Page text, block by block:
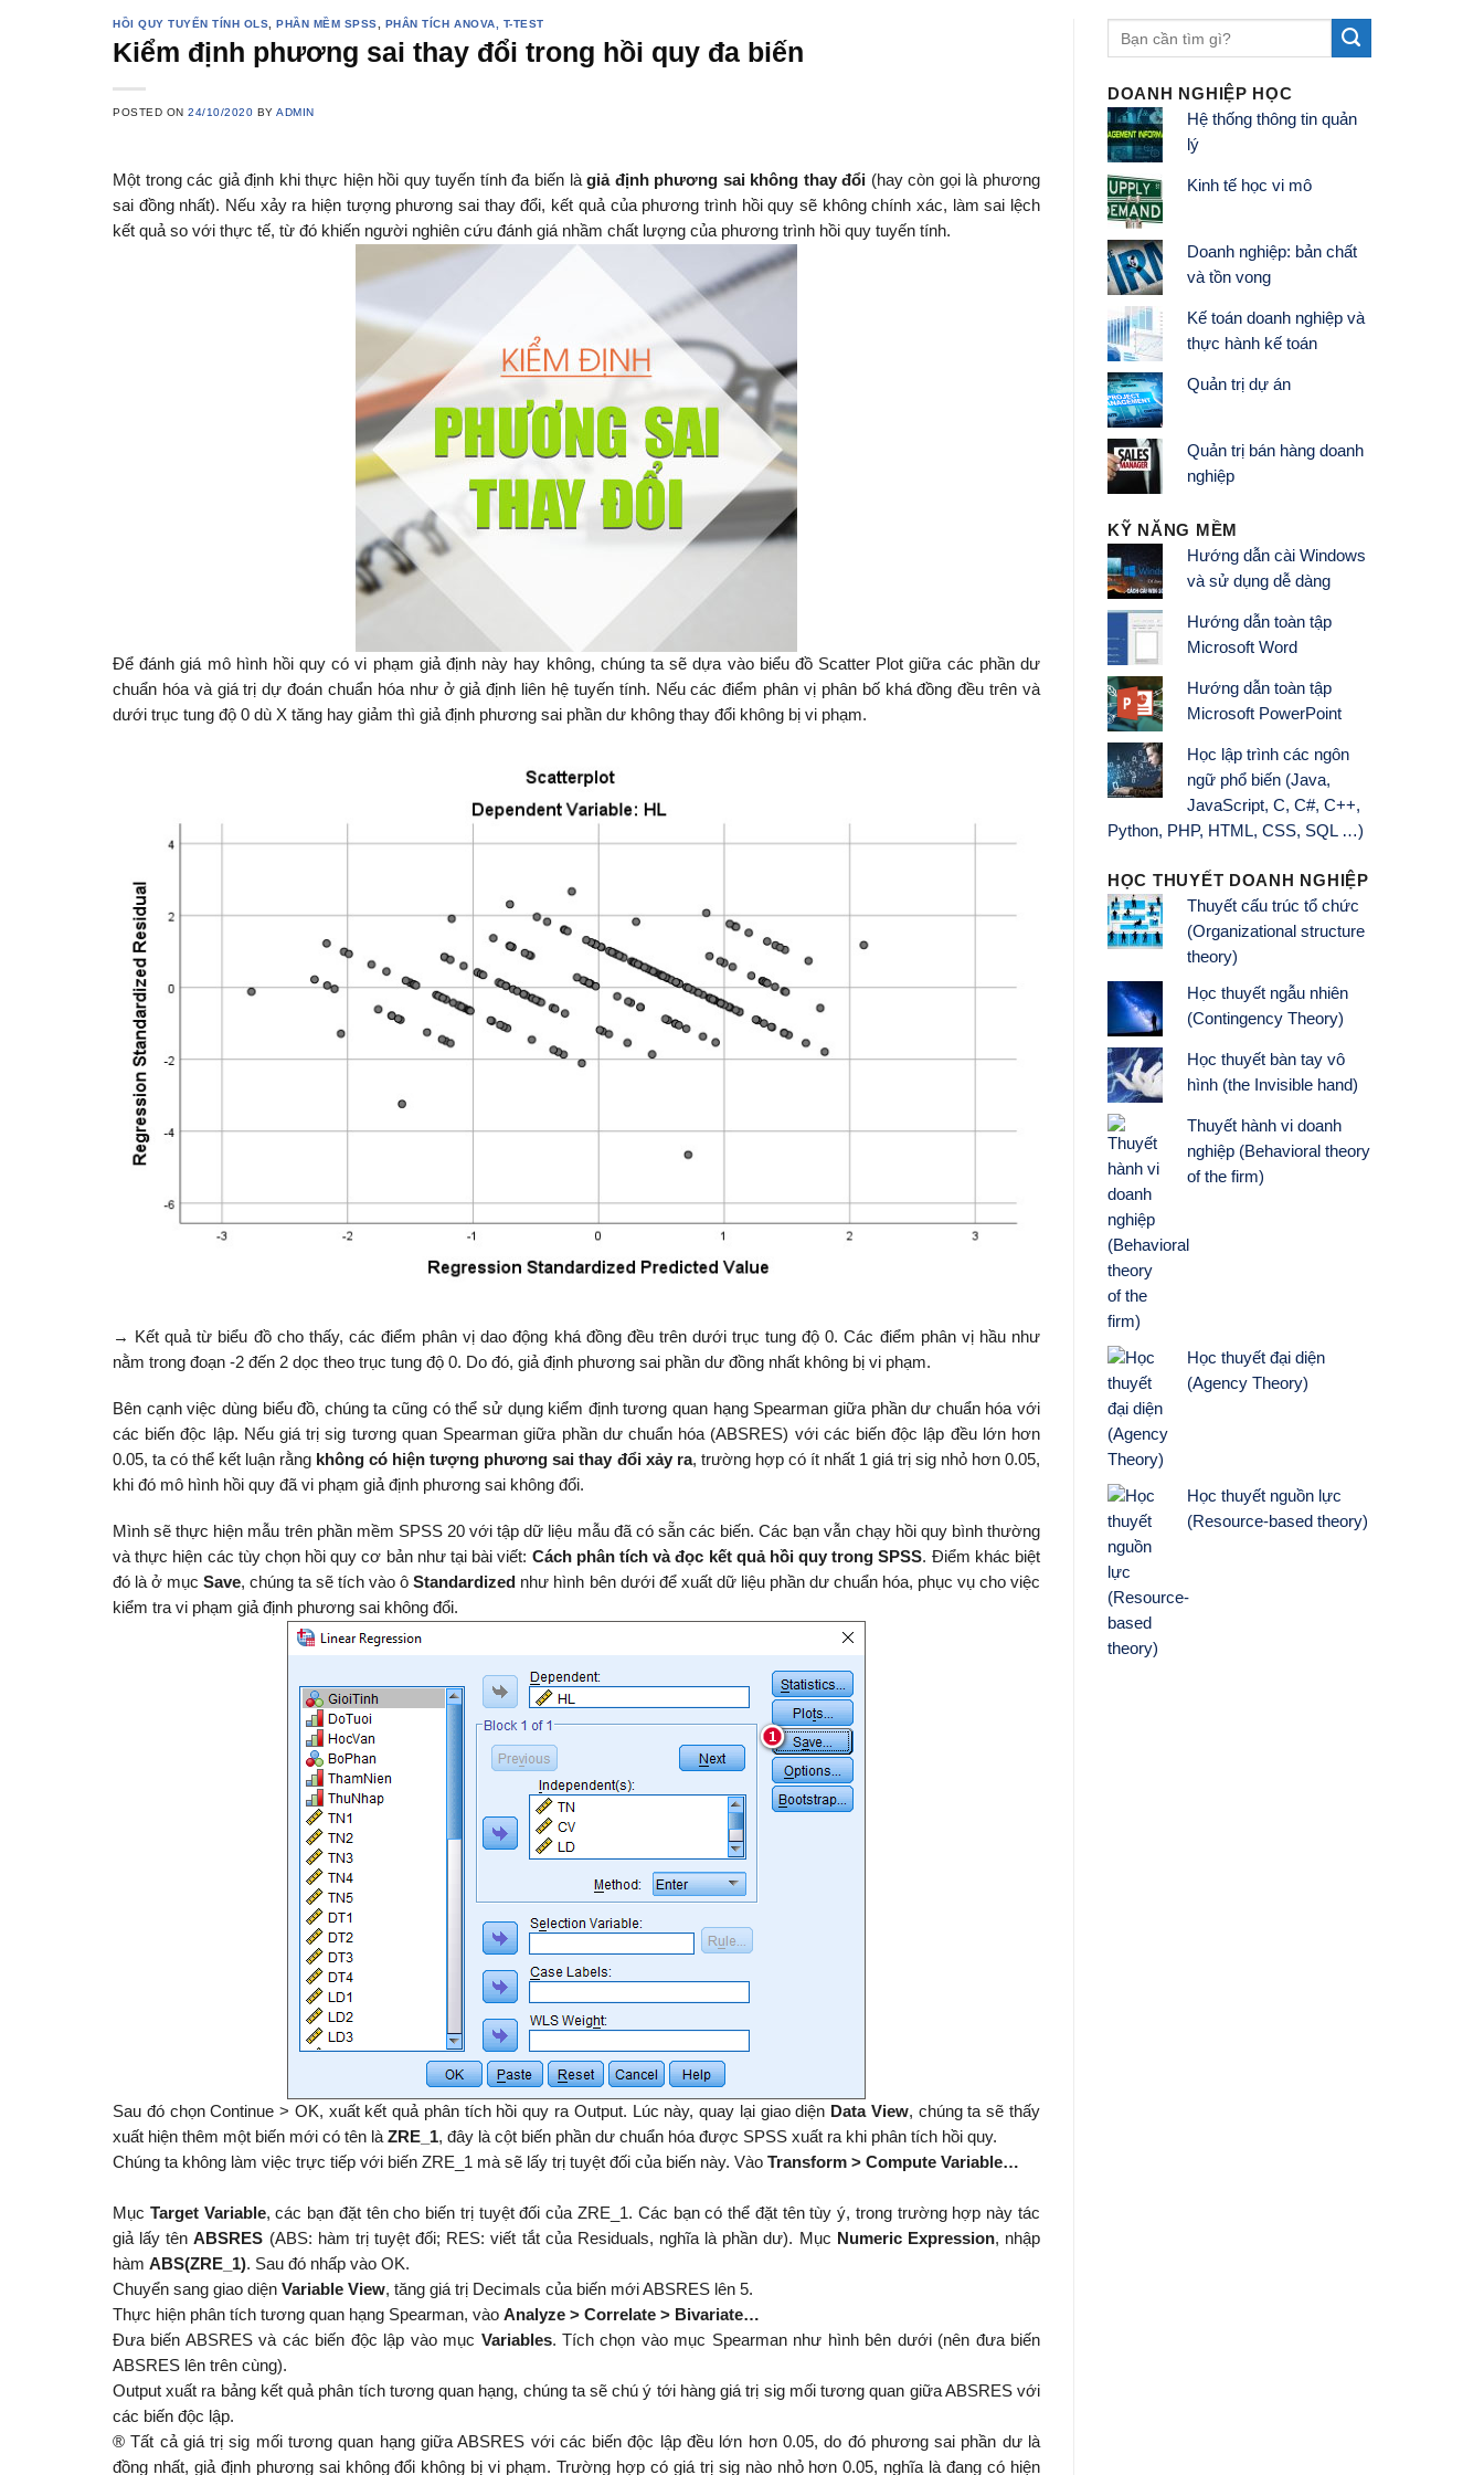
HỒI QUY TUYẾN TÍNH OLS ,PHẦN MỀM SPSS PHÂN TÍCH ANOVA, T-TEST
Kiểm định phương sai thay đổi trong hồi quy đa biến
POSTED ON24/10/2020 BYADMIN
Một trong các giả định khi thực hiện hồi quy tuyến tính đa biến làgiả định phương sai không thay đổi (hay còn gọi là phương
sai đồng nhất). Nếu xảy ra hiện tượng phương sai thay đổi, kết quả của phương trình hồi quy sẽ không chính xác, làm sai lệch
kết quả so với thực tế, từ đó khiến người nghiên cứu đánh giá nhầm chất lượng của phương trình hồi quy tuyến tính.
Để đánh giá mô hình hồi quy có vi phạm giả định này hay không, chúng ta sẽ dựa vào biểu đồ Scatter Plot giữa các phần dư
chuẩn hóa và giá trị dự đoán chuẩn hóa như ở giả định liên hệ tuyến tính. Nếu các điểm phân vị phân bố khá đồng đều trên và
dưới trục tung độ 0 dù X tăng hay giảm thì giả định phương sai phần dư không thay đổi không bị vi phạm.
→ Kết quả từ biểu đồ cho thấy, các điểm phân vị dao động khá đồng đều trên dưới trục tung độ 0. Các điểm phân vị hầu như
nằm trong đoạn -2 đến 2 dọc theo trục tung độ 0. Do đó, giả định phương sai phần dư đồng nhất không bị vi phạm.
Bên cạnh việc dùng biểu đồ, chúng ta cũng có thể sử dụng kiểm định tương quan hạng Spearman giữa phần dư chuẩn hóa với
các biến độc lập. Nếu giá trị sig tương quan Spearman giữa phần dư chuẩn hóa (ABSRES) với các biến độc lập đều lớn hơn
0.05, ta có thể kết luận rằng không có hiện tượng phương sai thay đổi xảy ra, trường hợp có ít nhất 1 giá trị sig nhỏ hơn 0.05,
khi đó mô hình hồi quy đã vi phạm giả định phương sai không đổi.
Mình sẽ thực hiện mẫu trên phần mềm SPSS 20 với tập dữ liệu mẫu đã có sẵn các biến. Các bạn vẫn chạy hồi quy bình thường
và thực hiện các tùy chọn hồi quy cơ bản như tại bài viết: Cách phân tích và đọc kết quả hồi quy trong SPSS. Điểm khác biệt
đó là ở mụcSave, chúng ta sẽ tích vào ôStandardized như hình bên dưới để xuất dữ liệu phần dư chuẩn hóa, phục vụ cho việc
kiểm tra vi phạm giả định phương sai không đổi.
Sau đó chọn Continue > OK, xuất kết quả phân tích hồi quy ra Output. Lúc này, quay lại giao diện Data View, chúng ta sẽ thấy
xuất hiện thêm một biến mới có tên làZRE_1, đây là cột biến phần dư chuẩn hóa được SPSS xuất ra khi phân tích hồi quy.
Chúng ta không làm việc trực tiếp với biến ZRE_1 mà sẽ lấy trị tuyệt đối của biến này. Vào Transform > Compute Variable…
Mục Target Variable, các bạn đặt tên cho biến trị tuyệt đối của ZRE_1. Các bạn có thể đặt tên tùy ý, trong trường hợp này tác
giả lấy tênABSRES (ABS: hàm trị tuyệt đối; RES: viết tắt của Residuals, nghĩa là phần dư). Mục Numeric Expression, nhập
hàm ABS(ZRE_1). Sau đó nhấp vào OK.
Chuyển sang giao diện Variable View, tăng giá trị Decimals của biến mới ABSRES lên 5.
Thực hiện phân tích tương quan hạng Spearman, vào Analyze > Correlate > Bivariate…
Đưa biến ABSRES và các biến độc lập vào mục Variables. Tích chọn vào mục Spearman như hình bên dưới (nên đưa biến
ABSRES lên trên cùng).
Output xuất ra bảng kết quả phân tích tương quan hạng, chúng ta sẽ chú ý tới hàng giá trị sig mối tương quan giữa ABSRES với
các biến độc lập.
® Tất cả giá trị sig mối tương quan hạng giữa ABSRES với các biến độc lập đều lớn hơn 0.05, do đó phương sai phần dư là
đồng nhất, giả định phương sai không đổi không bị vi phạm. Trường hợp có giá trị sig nào nhỏ hơn 0.05, nghĩa là đang có hiện
DOANH NGHIỆP HỌC
Hệ thống thông tin quản
lý
Kinh tế học vi mô
Doanh nghiệp: bản chất
và tồn vong
Kế toán doanh nghiệp và
thực hành kế toán
Quản trị dự án
Quản trị bán hàng doanh
nghiệp
KỸ NĂNG MỀM
Hướng dẫn cài Windows
và sử dụng dễ dàng
Hướng dẫn toàn tập
Microsoft Word
Hướng dẫn toàn tập
Microsoft PowerPoint
Học lập trình các ngôn
ngữ phổ biến (Java,
JavaScript, C, C#, C++,
Python, PHP, HTML, CSS, SQL …)
HỌC THUYẾT DOANH NGHIỆP
Thuyết cấu trúc tổ chức
(Organizational structure
theory)
Học thuyết ngẫu nhiên
(Contingency Theory)
Học thuyết bàn tay vô
hình (the Invisible hand)
Thuyết hành vi doanh
nghiệp (Behavioral theory
of the firm)
Học thuyết đại diện
(Agency Theory)
Học thuyết nguồn lực
(Resource-based theory)